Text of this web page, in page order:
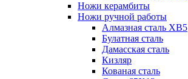
Ножи керамбиты
Ножи ручной работы
Алмазная сталь ХВ5
Булатная сталь
Дамасская сталь
Кизляр
Кованая сталь